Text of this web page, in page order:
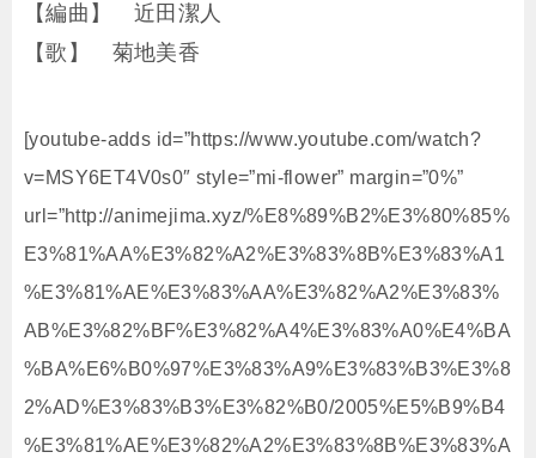
【編曲】 近田潔人
【歌】 菊地美香
[youtube-adds id=”https://www.youtube.com/watch?
v=MSY6ET4V0s0″ style=”mi-flower” margin=”0%”
url=”http://animejima.xyz/%E8%89%B2%E3%80%85%
E3%81%AA%E3%82%A2%E3%83%8B%E3%83%A1
%E3%81%AE%E3%83%AA%E3%82%A2%E3%83%
AB%E3%82%BF%E3%82%A4%E3%83%A0%E4%BA
%BA%E6%B0%97%E3%83%A9%E3%83%B3%E3%8
2%AD%E3%83%B3%E3%82%B0/2005%E5%B9%B4
%E3%81%AE%E3%82%A2%E3%83%8B%E3%83%A